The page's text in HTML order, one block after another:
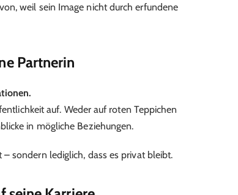
weil sein Image nicht durch erfundene
Partnerin
auf. Weder auf roten Teppichen
in mögliche Beziehungen.
sondern lediglich, dass es privat bleibt.